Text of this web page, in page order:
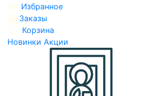
Избранное
Заказы
Корзина
Новинки Акции